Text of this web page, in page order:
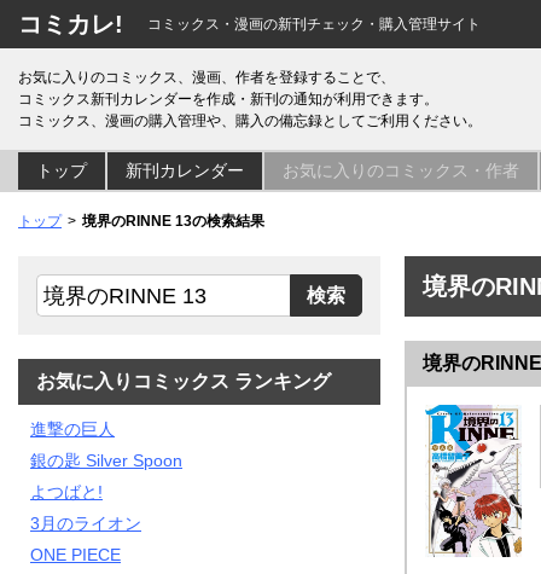
コミカレ! コミックス・漫画の新刊チェック・購入管理サイト
お気に入りのコミックス、漫画、作者を登録することで、
コミックス新刊カレンダーを作成・新刊の通知が利用できます。
コミックス、漫画の購入管理や、購入の備忘録としてご利用ください。
トップ 新刊カレンダー お気に入りのコミックス・作者
トップ 境界のRINNE 13の検索結果
境界の
境界の
お気に入りコミックス ランキング
進撃の巨人
銀の匙 Silver Spoon
よつばと!
3月のライオン
ONE PIECE